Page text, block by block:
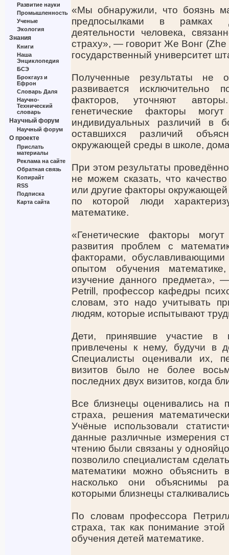
Развитие науки
Промышленность
Ученые
Экология
Знания
Книги
Наша
Энциклопедия
БСЭ
Брокгауз и
Ефрон
Словарь Даля
Научно-
Технический
словарь
Научный форум
Научный форум
О проекте
Прислать
материалы
Реклама на сайте
Обратная связь
Копирайт
RSS
Подписка
Карта сайта
«Мы обнаружили, что боязнь
предпосылками в рамках
деятельности человека,
страху», — говорит Же Вонг
государственный университет
Полученные результаты не
развивается исключительно
факторов, уточняют
генетические факторы
индивидуальных различий в
оставшихся различий
окружающей среды в школе, дома
При этом результаты
не можем сказать, что
или другие факторы
по которой люди
математике.
«Генетические факторы
развития проблем с
факторами,
опытом обучения
изучение данного предмета»,
Petrill, профессор кафедры
словам, это надо учитывать
людям, которые испытывают
Дети, принявшие участие в
привлечены к нему, будучи в
Специалисты оценивали их,
визитов было не более
последних двух визитов, когда
Все близнецы оценивались на
страха, решения
Учёные использовали
данные различные измерения
чтению были связаны у
позволило специалистам
математики можно объяснить
насколько они объяснимы
которыми близнецы
По словам профессора
страха, так как понимание
обучения детей математике.